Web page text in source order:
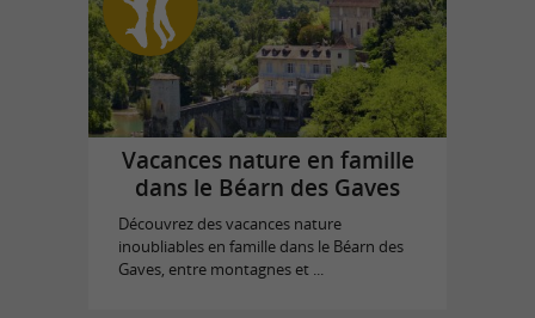
Vacances nature en famille
dans le Béarn des Gaves
Découvrez des vacances nature
inoubliables en famille dans le Béarn des
Gaves, entre montagnes et ...